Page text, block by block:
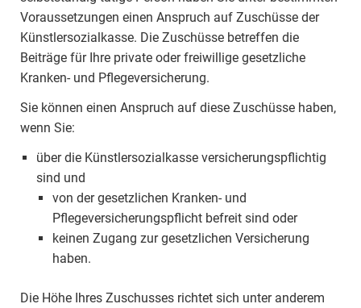
Voraussetzungen einen Anspruch auf Zuschüsse der
Künstlersozialkasse. Die Zuschüsse betreffen die
Beiträge für Ihre private oder freiwillige gesetzliche
Kranken- und Pflegeversicherung.
Sie können einen Anspruch auf diese Zuschüsse haben,
wenn Sie:
über die Künstlersozialkasse versicherungspflichtig
sind und
von der gesetzlichen Kranken- und
Pflegeversicherungspflicht befreit sind oder
keinen Zugang zur gesetzlichen Versicherung
haben.
Die Höhe Ihres Zuschusses richtet sich unter anderem